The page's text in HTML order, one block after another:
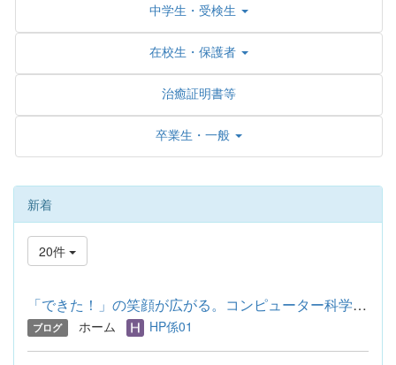
中学生・受検生
在校生・保護者
治癒証明書等
卒業生・一般
新着
20件
「できた！」の笑顔が広がる。コンピューター科学部がサポートし...
ブログ ホーム HP係01